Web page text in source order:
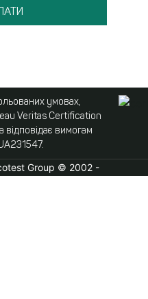
умовах,
Veritas Certification
вимогам
Group © 2002 -